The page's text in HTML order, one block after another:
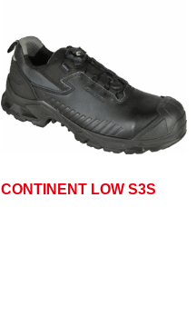
CONTINENT LOW S3S